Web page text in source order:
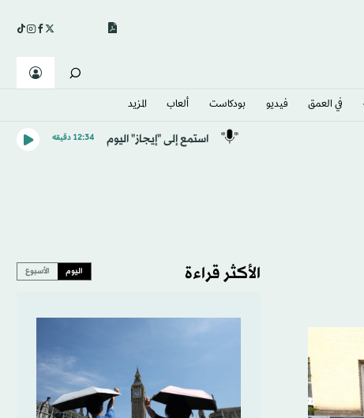
في العمق فيديو بودكاست ألعاب المزيد
استمع إلى "إيجاز" اليوم 12:34 دقيقه
الأكثر قراءة اليوم الأسبوع